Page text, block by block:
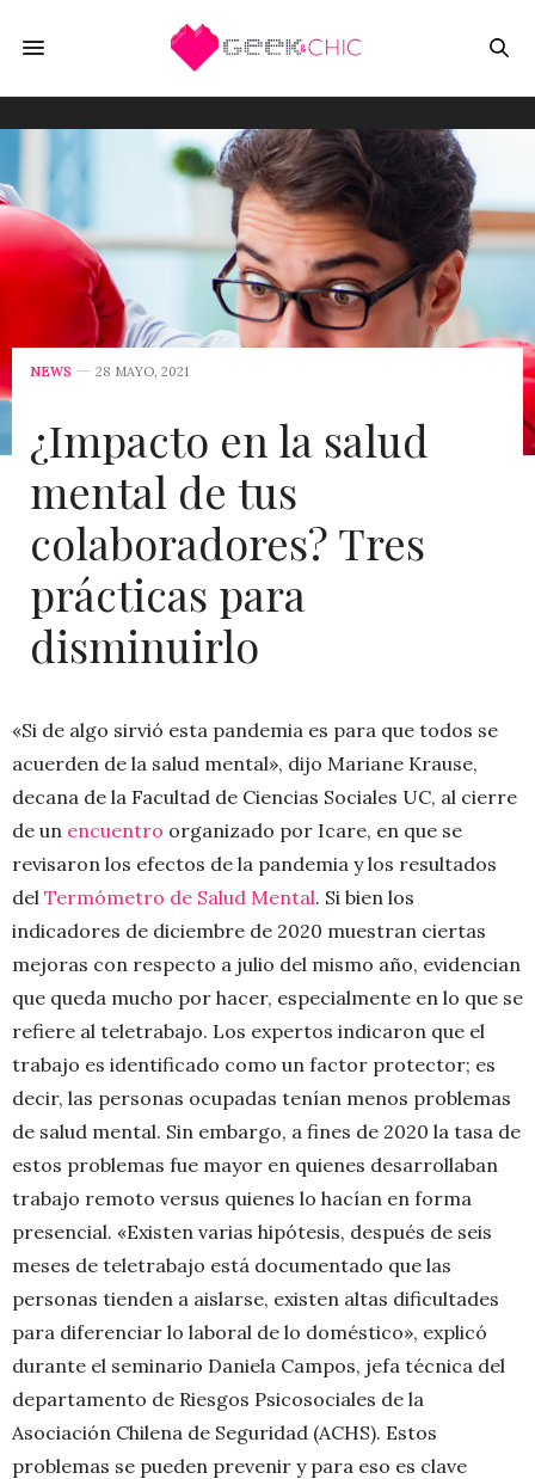
NEWS 28 MAYO, 2021
¿Impacto en la salud
mental de tus
colaboradores? Tres
prácticas para
disminuirlo
«Si de algo sirvió esta pandemia es para que todos se
acuerden de la salud mental», dijo Mariane Krause,
decana de la Facultad de Ciencias Sociales UC, al cierre
de un encuentro organizado por Icare, en que se
revisaron los efectos de la pandemia y los resultados
del Termómetro de Salud Mental. Si bien los
indicadores de diciembre de 2020 muestran ciertas
mejoras con respecto a julio del mismo año, evidencian
que queda mucho por hacer, especialmente en lo que se
refiere al teletrabajo. Los expertos indicaron que el
trabajo es identificado como un factor protector; es
decir, las personas ocupadas tenían menos problemas
de salud mental. Sin embargo, a fines de 2020 la tasa de
estos problemas fue mayor en quienes desarrollaban
trabajo remoto versus quienes lo hacían en forma
presencial. «Existen varias hipótesis, después de seis
meses de teletrabajo está documentado que las
personas tienden a aislarse, existen altas dificultades
para diferenciar lo laboral de lo doméstico», explicó
durante el seminario Daniela Campos, jefa técnica del
departamento de Riesgos Psicosociales de la
Asociación Chilena de Seguridad (ACHS). Estos
problemas se pueden prevenir y para eso es clave